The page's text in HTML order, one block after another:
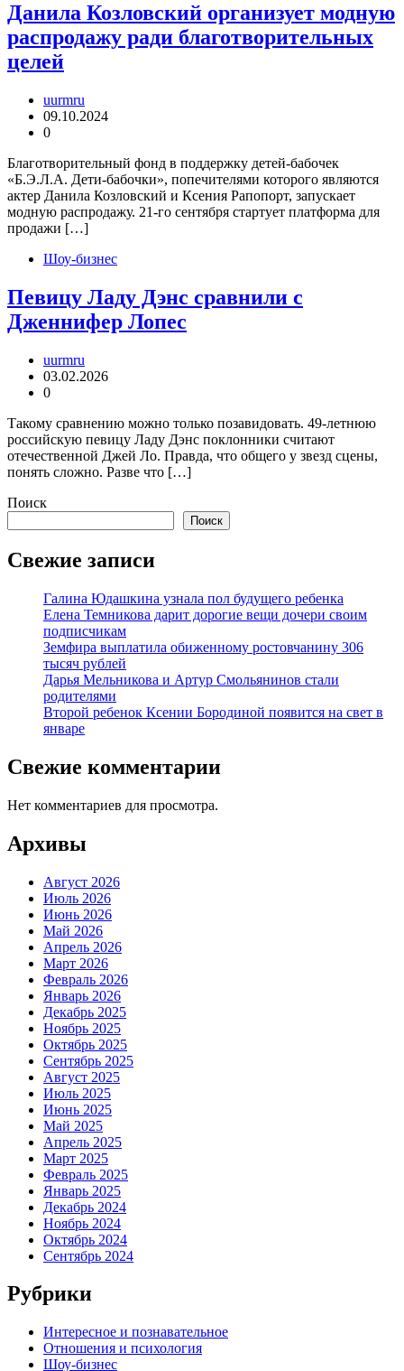
Данила Козловский организует модную
распродажу ради благотворительных
целей
uurmru
09.10.2024
0
Благотворительный фонд в поддержку детей-бабочек
«Б.Э.Л.А. Дети-бабочки», попечителями которого являются
актер Данила Козловский и Ксения Рапопорт, запускает
модную распродажу. 21-го сентября стартует платформа для
продажи […]
Шоу-бизнес
Певицу Ладу Дэнс сравнили с
Дженнифер Лопес
uurmru
03.02.2026
0
Такому сравнению можно только позавидовать. 49-летнюю
российскую певицу Ладу Дэнс поклонники считают
отечественной Джей Ло. Правда, что общего у звезд сцены,
понять сложно. Разве что […]
Поиск
Поиск
Свежие записи
Галина Юдашкина узнала пол будущего ребенка
Елена Темникова дарит дорогие вещи дочери своим
подписчикам
Земфира выплатила обиженному ростовчанину 306
тысяч рублей
Дарья Мельникова и Артур Смольянинов стали
родителями
Второй ребенок Ксении Бородиной появится на свет в
январе
Свежие комментарии
Нет комментариев для просмотра.
Архивы
Август 2026
Июль 2026
Июнь 2026
Май 2026
Апрель 2026
Март 2026
Февраль 2026
Январь 2026
Декабрь 2025
Ноябрь 2025
Октябрь 2025
Сентябрь 2025
Август 2025
Июль 2025
Июнь 2025
Май 2025
Апрель 2025
Март 2025
Февраль 2025
Январь 2025
Декабрь 2024
Ноябрь 2024
Октябрь 2024
Сентябрь 2024
Рубрики
Интересное и познавательное
Отношения и психология
Шоу-бизнес